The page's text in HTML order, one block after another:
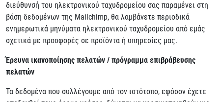
διεύθυνσή του ηλεκτρονικού ταχυδρομείου σας παραμένει στη
βάση δεδομένων της Mailchimp, θα λαμβάνετε περιοδικά
ενημερωτικά μηνύματα ηλεκτρονικού ταχυδρομείου από εμάς
σχετικά με προσφορές σε προϊόντα ή υπηρεσίες μας.
Έρευνα ικανοποίησης πελατών / πρόγραμμα επιβράβευσης
πελατών
Τα δεδομένα που συλλέγουμε από τον ιστότοπο, εφόσον έχετε